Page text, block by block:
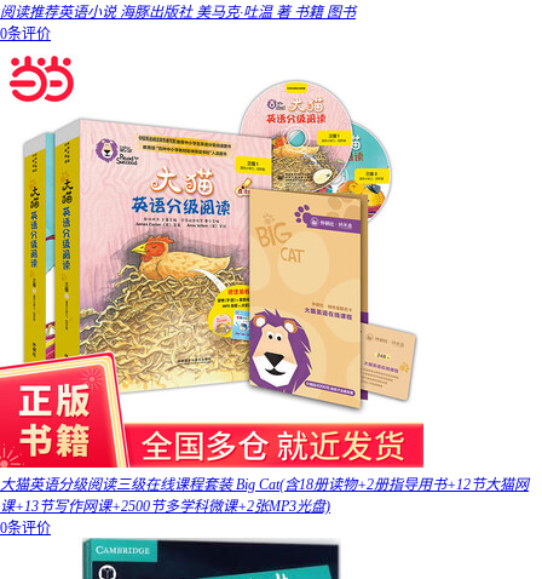
阅读推荐英语小说 海豚出版社 美马克·吐温 著 书籍 图书
0条评价
大猫英语分级阅读三级在线课程套装 Big Cat(含18册读物+2册指导用书+12节大猫网
课+13节写作网课+2500节多学科微课+2张MP3光盘)
0条评价